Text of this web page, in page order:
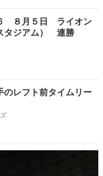
８月５日 ライオン
タジアム） 連勝
のレフト前タイムリー